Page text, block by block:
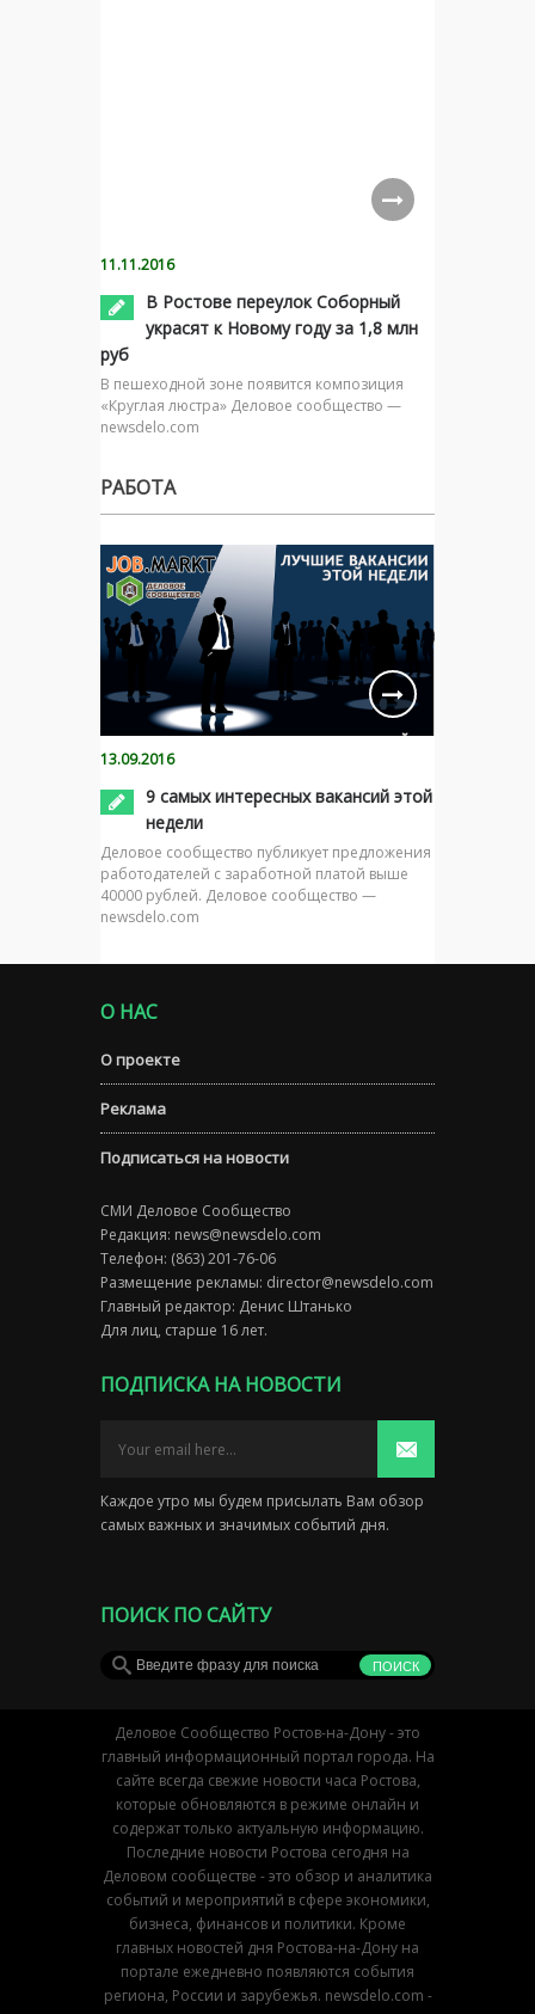
11.11.2016
В Ростове переулок Соборный
украсят к Новому году за 1,8 млн
руб
В пешеходной зоне появится композиция
«Круглая люстра» Деловое сообщество —
newsdelo.com
РАБОТА
13.09.2016
9 самых интересных вакансий этой
недели
Деловое сообщество публикует предложения
работодателей с заработной платой выше
40000 рублей. Деловое сообщество —
newsdelo.com
О НАС
О проекте
Реклама
Подписаться на новости
СМИ Деловое Сообщество
Редакция: news@newsdelo.com
Телефон: (863) 201-76-06
Размещение рекламы: director@newsdelo.com
Главный редактор: Денис Штанько
Для лиц, старше 16 лет.
ПОДПИСКА НА НОВОСТИ
Каждое утро мы будем присылать Вам обзор
самых важных и значимых событий дня.
ПОИСК ПО САЙТУ
Деловое Сообщество Ростов-на-Дону - это
главный информационный портал города. На
сайте всегда свежие новости часа Ростова,
которые обновляются в режиме онлайн и
содержат только актуальную информацию.
Последние новости Ростова сегодня на
Деловом сообществе - это обзор и аналитика
событий и мероприятий в сфере экономики,
бизнеса, финансов и политики. Кроме
главных новостей дня Ростова-на-Дону на
портале ежедневно появляются события
региона, России и зарубежья. newsdelo.com -